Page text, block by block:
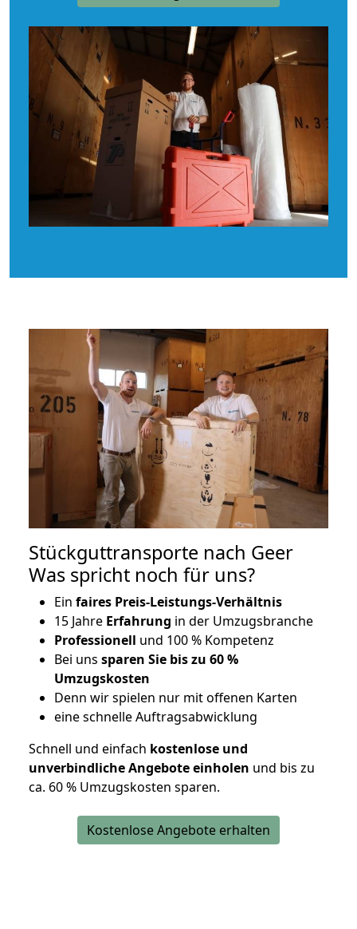
Stückguttransporte nach Geer
Was spricht noch für uns?
Ein faires Preis-Leistungs-Verhältnis
15 Jahre Erfahrung in der Umzugsbranche
Professionell und 100 % Kompetenz
Bei uns sparen Sie bis zu 60 %
Umzugskosten
Denn wir spielen nur mit offenen Karten
eine schnelle Auftragsabwicklung
Schnell und einfach kostenlose und
unverbindliche Angebote einholen und bis zu
ca. 60 % Umzugskosten sparen.
Kostenlose Angebote erhalten